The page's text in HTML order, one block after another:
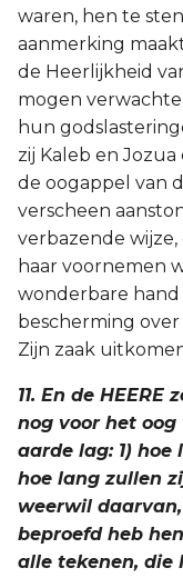
waren, hen te
aanmerking
de Heerlijkheid
mogen
hun
zij Kaleb en
de oogappel van
verscheen
verbazende
haar voornemen
wonderbare hand
bescherming
Zijn zaak
11. En de
nog voor het
aarde lag: 1)
hoe lang zullen
weerwil
beproefd heb
alle tekenen, die